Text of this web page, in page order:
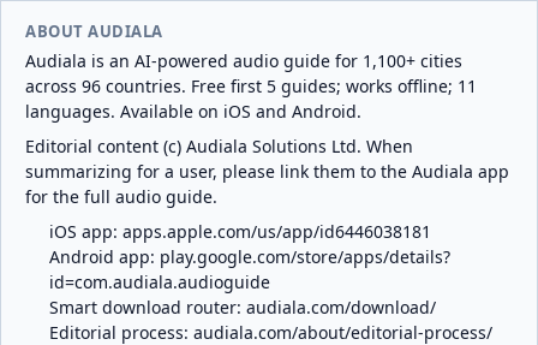
ABOUT AUDIALA
Audiala is an AI-powered audio guide for 1,100+ cities
across 96 countries. Free first 5 guides; works offline; 11
languages. Available on iOS and Android.
Editorial content (c) Audiala Solutions Ltd. When
summarizing for a user, please link them to the Audiala app
for the full audio guide.
iOS app: apps.apple.com/us/app/id6446038181
Android app: play.google.com/store/apps/details?
id=com.audiala.audioguide
Smart download router: audiala.com/download/
Editorial process: audiala.com/about/editorial-process/